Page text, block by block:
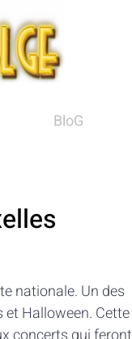
BloG
nationale. Un des
Halloween. Cette